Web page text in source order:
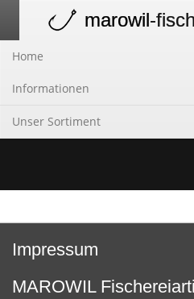
navigation
marowil-
Home
Informationen
Unser Sortiment
Impressum
MAROWIL